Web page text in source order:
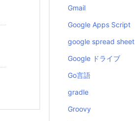
Gmail
Google Apps Script
google spread sheet
Google ドライブ
Go言語
gradle
Groovy